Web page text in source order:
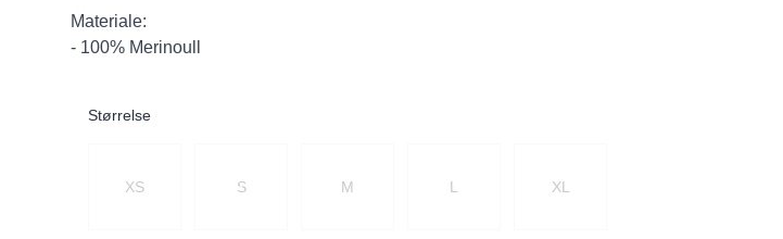
Materiale:
- 100% Merinoull
Størrelse
XS S M L XL